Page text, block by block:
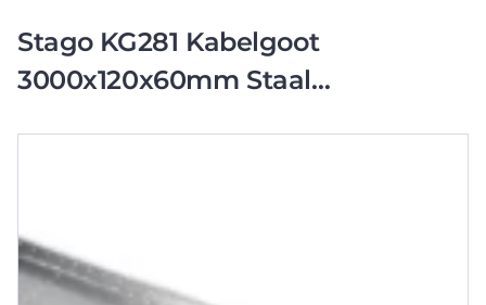
Stago KG281 Kabelgoot
3000x120x60mm Staal